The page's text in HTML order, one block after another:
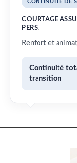
CONTINUITÉ DE
COURTAGE
PERS.
Renfort et
Continuité
transition